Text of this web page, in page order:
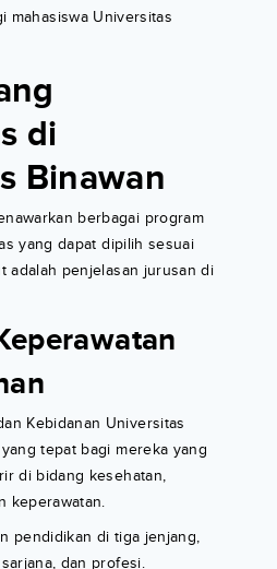
mahasiswa Universitas
di
Binawan
berbagai program
yang dapat dipilih sesuai
adalah penjelasan jurusan di
Kebidanan Universitas
tepat bagi mereka yang
di bidang kesehatan,
keperawatan.
pendidikan di tiga jenjang,
dan profesi.